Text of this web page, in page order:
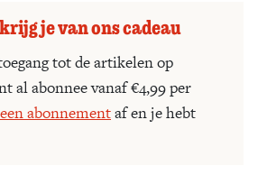
je van ons cadeau
tot de artikelen op
al abonnee vanaf €4,99 per
abonnementaf en je hebt